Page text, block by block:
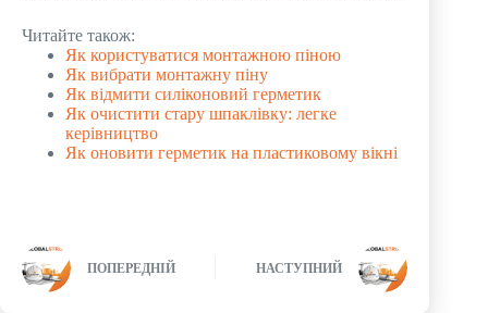
Читайте також:
Як користуватися монтажною піною
Як вибрати монтажну піну
Як відмити силіконовий герметик
Як очистити стару шпаклівку: легке
керівництво
Як оновити герметик на пластиковому вікні
ПОПЕРЕДНІЙ НАСТУПНИЙ